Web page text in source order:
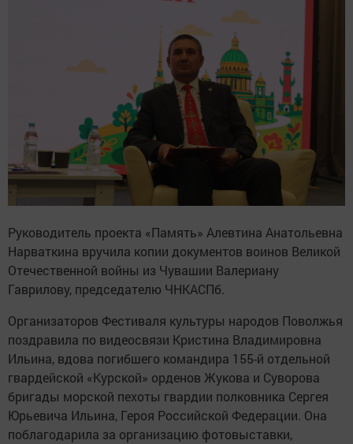
Руководитель проекта «Память» Алевтина Анатольевна
Нарваткина вручила копии документов воинов Великой
Отечественной войны из Чувашии Валериану
Гаврилову, председателю ЧНКАСПб.
Организаторов Фестиваля культуры народов Поволжья
поздравила по видеосвязи Кристина Владимировна
Ильина, вдова погибшего командира 155-й отдельной
гвардейской «Курской» орденов Жукова и Суворова
бригады морской пехоты гвардии полковника Сергея
Юрьевича Ильина, Героя Российской Федерации. Она
поблагодарила за организацию фотовыставки,